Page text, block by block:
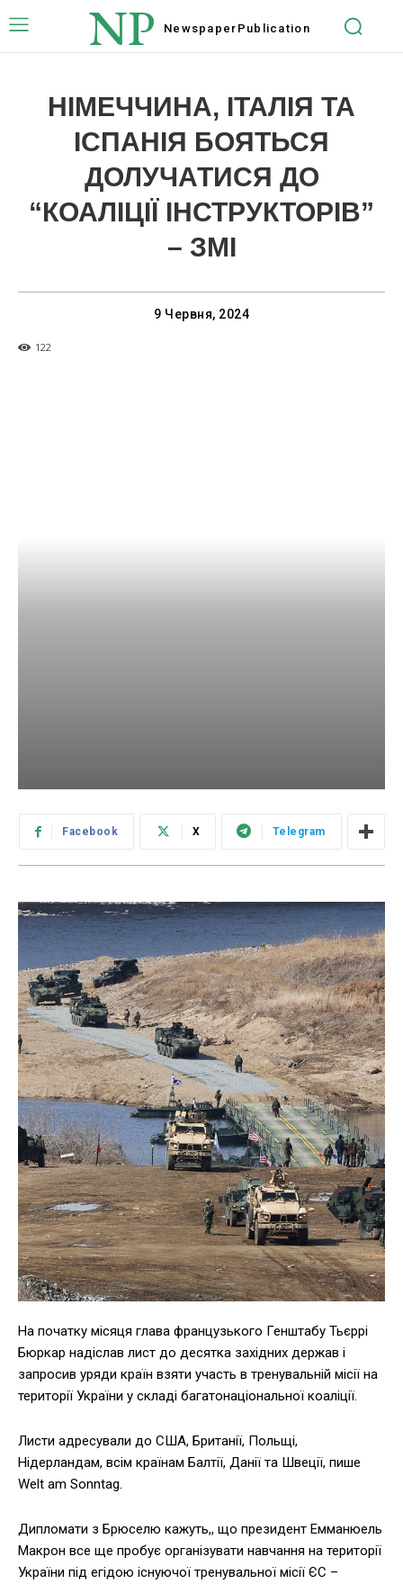
NP Newspaper Publication
НІМЕЧЧИНА, ІТАЛІЯ ТА
ІСПАНІЯ БОЯТЬСЯ
ДОЛУЧАТИСЯ ДО
“КОАЛІЦІЇ ІНСТРУКТОРІВ”
– ЗМІ
9 Червня, 2024
122
Facebook X Telegram
На початку місяця глава французького Генштабу Тьєррі
Бюркар надіслав лист до десятка західних держав і
запросив уряди країн взяти участь в тренувальній місії на
території України у складі багатонаціональної коаліції.
Листи адресували до США, Британії, Польщі,
Нідерландам, всім країнам Балтії, Данії та Швеції, пише
Welt am Sonntag.
Дипломати з Брюселю кажуть,, що президент Емманюель
Макрон все ще пробує організувати навчання на території
України під егідою існуючої тренувальної місії ЄС –